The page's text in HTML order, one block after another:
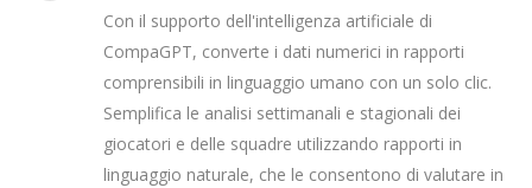
Con il supporto dell'intelligenza artificiale di
CompaGPT, converte i dati numerici in rapporti
comprensibili in linguaggio umano con un solo clic.
Semplifica le analisi settimanali e stagionali dei
giocatori e delle squadre utilizzando rapporti in
linguaggio naturale, che le consentono di valutare in